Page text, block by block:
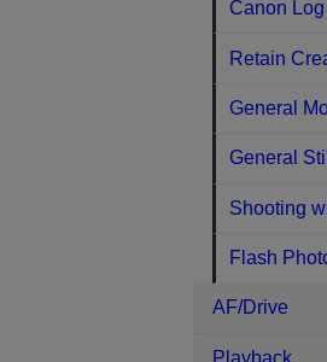
Canon
Retain
General
General
Shooting
Flash
AF/Drive
Playback